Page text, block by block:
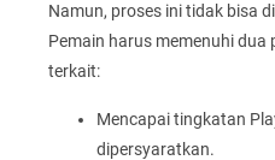
Namun, proses ini tidak bisa
Pemain harus memenuhi
terkait:
Mencapai tingkatan
dipersyaratkan.